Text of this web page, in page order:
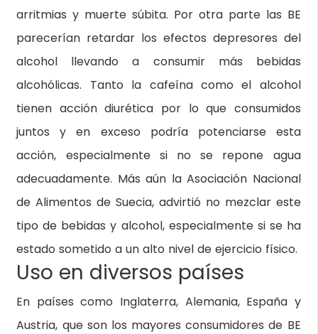
arritmias y muerte súbita. Por otra parte las BE
parecerían retardar los efectos depresores del
alcohol llevando a consumir más bebidas
alcohólicas. Tanto la cafeína como el alcohol
tienen acción diurética por lo que consumidos
juntos y en exceso podría potenciarse esta
acción, especialmente si no se repone agua
adecuadamente. Más aún la Asociación Nacional
de Alimentos de Suecia, advirtió no mezclar este
tipo de bebidas y alcohol, especialmente si se ha
estado sometido a un alto nivel de ejercicio físico.
Uso en diversos países
En países como Inglaterra, Alemania, España y
Austria, que son los mayores consumidores de BE